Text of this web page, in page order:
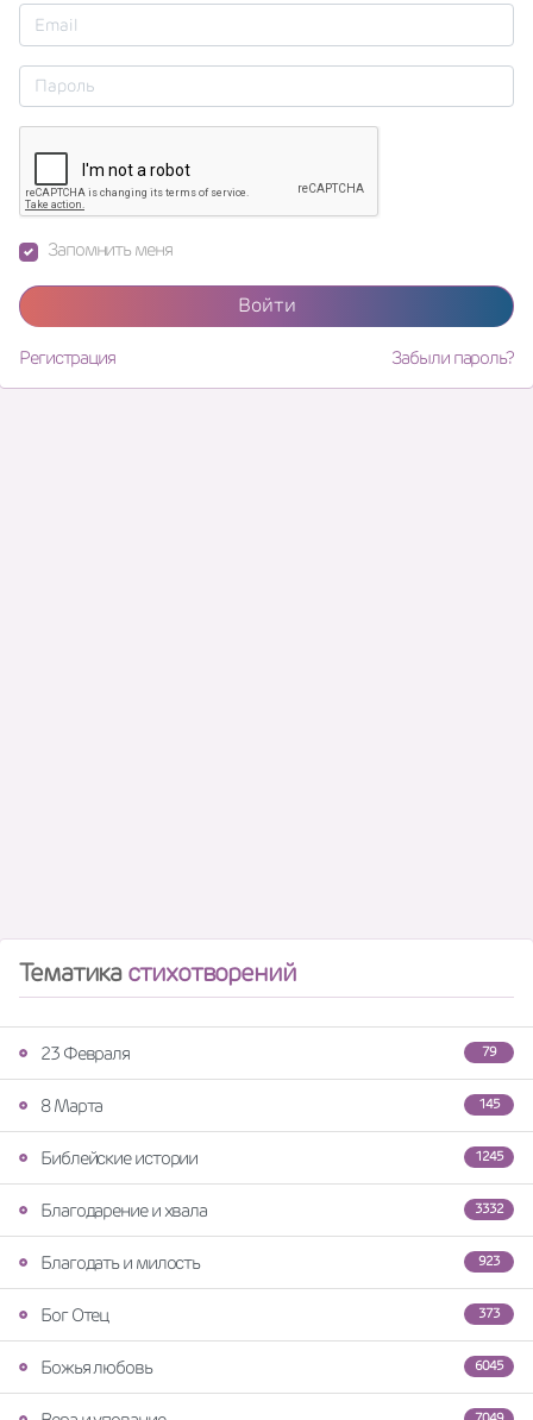
Запомнить меня
Войти
Регистрация Забыли пароль?
Тематикастихотворений
79
23 Февраля
145
8 Марта
1245
Библейские истории
3332
Благодарение и хвала
923
Благодать и милость
373
Бог Отец
6045
Божья любовь